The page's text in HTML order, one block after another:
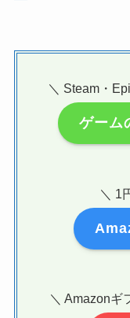
＼ Steam・
ゲーム
＼ 1
＼ Amazonギ